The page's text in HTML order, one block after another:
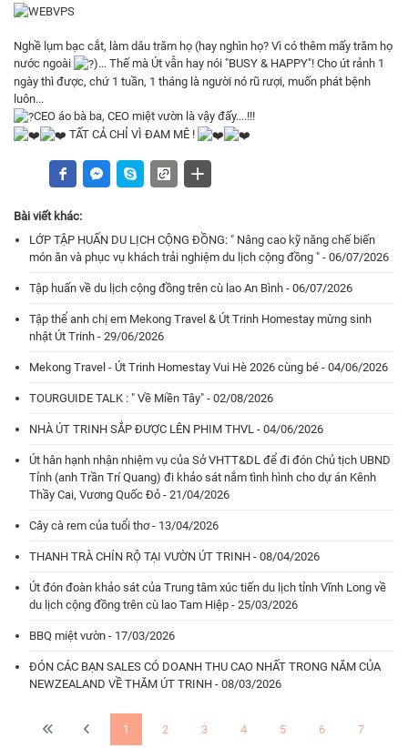
Nghề lụm bạc cắt, làm dâu trăm họ (hay nghìn họ? Vì có thêm mấy trăm họ
nước ngoài
)... Thế mà Út vẫn hay nói "BUSY & HAPPY"! Cho út rảnh 1
ngày thì được, chứ 1 tuần, 1 tháng là người nó rũ rượi, muốn phát bệnh
luôn...
CEO áo bà ba, CEO miệt vườn là vậy đấy....!!!
TẤT CẢ CHỈ VÌ ĐAM MÊ !
Bài viết khác:
LỚP TẬP HUẤN DU LỊCH CỘNG ĐỒNG: " Nâng cao kỹ năng chế biến
món ăn và phục vụ khách trải nghiệm du lịch cộng đồng " - 06/07/2026
Tập huấn về du lịch cộng đồng trên cù lao An Bình - 06/07/2026
Tập thể anh chị em Mekong Travel & Út Trinh Homestay mừng sinh
nhật Út Trinh - 29/06/2026
Mekong Travel - Út Trinh Homestay Vui Hè 2026 cùng bé - 04/06/2026
TOURGUIDE TALK : " Về Miền Tây" - 02/08/2026
NHÀ ÚT TRINH SẮP ĐƯỢC LÊN PHIM THVL - 04/06/2026
Út hân hạnh nhận nhiệm vụ của Sở VHTT&DL để đi đón Chủ tịch UBND
Tỉnh (anh Trần Trí Quang) đi khảo sát nắm tình hình cho dự án Kênh
Thầy Cai, Vương Quốc Đỏ - 21/04/2026
Cây cà rem của tuổi thơ - 13/04/2026
THANH TRÀ CHÍN RỘ TẠI VƯỜN ÚT TRINH - 08/04/2026
Út đón đoàn khảo sát của Trung tâm xúc tiến du lịch tỉnh Vĩnh Long về
du lịch cộng đồng trên cù lao Tam Hiệp - 25/03/2026
BBQ miệt vườn - 17/03/2026
ĐÓN CÁC BẠN SALES CÓ DOANH THU CAO NHẤT TRONG NĂM CỦA
NEWZEALAND VỀ THĂM ÚT TRINH - 08/03/2026
1 2 3 4 5 6 7